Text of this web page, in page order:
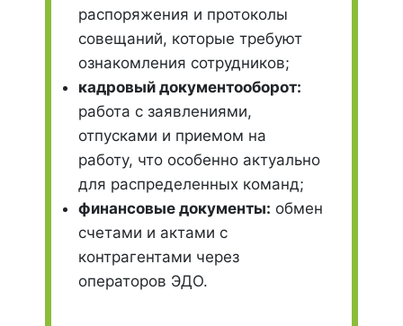
распоряжения и протоколы
совещаний, которые требуют
ознакомления сотрудников;
кадровый документооборот:
работа с заявлениями,
отпусками и приемом на
работу, что особенно актуально
для распределенных команд;
финансовые документы: обмен
счетами и актами с
контрагентами через
операторов ЭДО.